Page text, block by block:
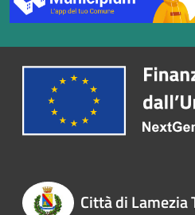
Città di Lamezia